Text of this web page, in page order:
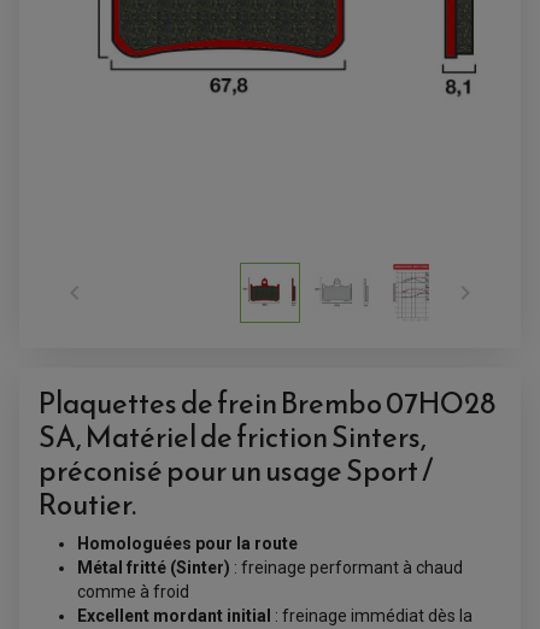
ACCESSOIRES QUAD
ACCESSOIRES ANODISES POUR QUAD
BOUCHON DE RÉSERVOIR QUAD
GUIDON QUAD
KIT DÉCO QUAD / SSV
POIGNÉE QUAD
PROTÈGE-MAINS
PONTETS / REHAUSSES DE GUIDON
REPOSE PIED QUAD
 
Plaquettes de frein Brembo 07HO28
SA, Matériel de friction Sinters,
préconisé pour un usage Sport /
Routier.
Homologuées pour la route
Métal fritté (Sinter) : freinage performant à chaud
comme à froid
Excellent mordant initial : freinage immédiat dès la